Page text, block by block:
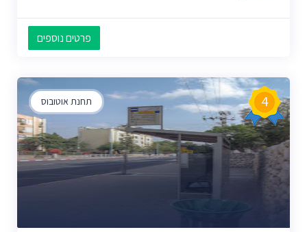
פרטים נוספים
תחנת אוטובוס 4